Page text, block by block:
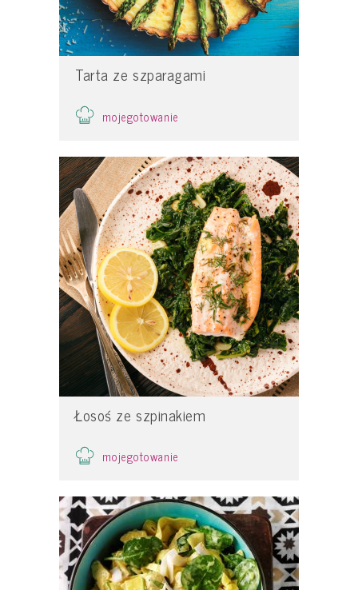
Tarta ze szparagami
mojegotowanie
Łosoś ze szpinakiem
mojegotowanie